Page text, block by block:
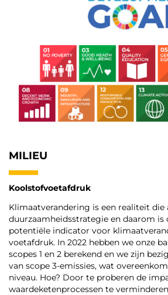
MILIEU
Koolstofvoetafdruk
Klimaatverandering is een realiteit die
duurzaamheidsstrategie en daarom is
potentiële indicator voor
voetafdruk. In 2022 hebben we onze
scopes 1 en 2 berekend en we zijn
van scope 3-emissies, wat
niveau. Hoe? Door te proberen de
waardeketenprocessen te